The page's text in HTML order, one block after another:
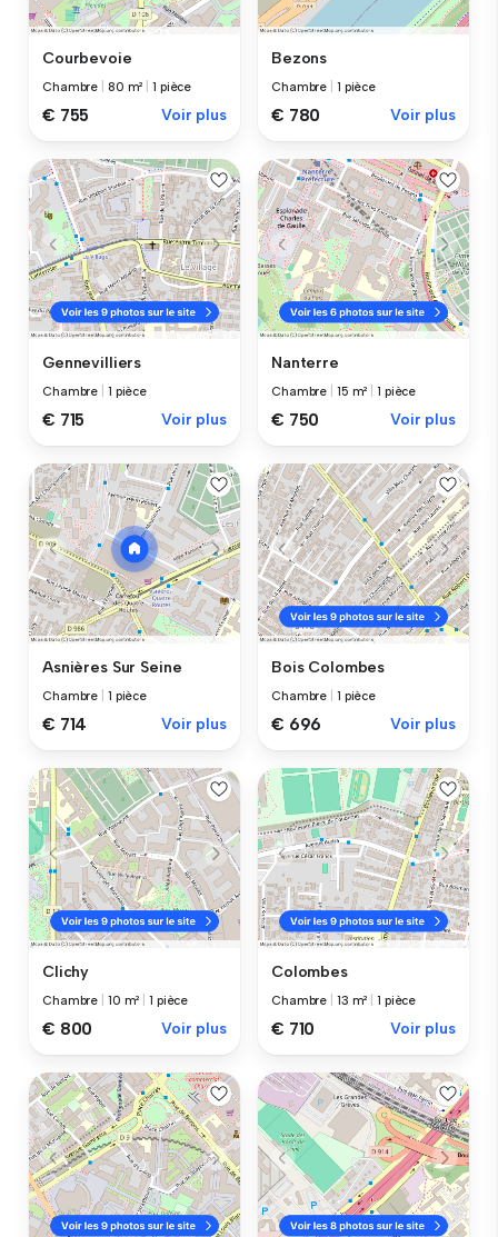
Courbevoie
Chambre 80 m² |1 pièce
€ 755 Voir plus
Bezons
Chambre 1 pièce
€ 780 Voir plus
Gennevilliers
Chambre 1 pièce
€ 715 Voir plus
Nanterre
Chambre 15 m² |1 pièce
€ 750 Voir plus
Asnières Sur Seine
Chambre 1 pièce
€ 714 Voir plus
Bois Colombes
Chambre 1 pièce
€ 696 Voir plus
Clichy
Chambre 10 m² |1 pièce
€ 800 Voir plus
Colombes
Chambre 13 m² |1 pièce
€ 710 Voir plus